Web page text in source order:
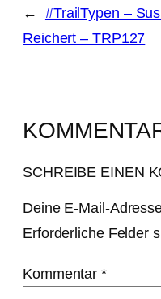
←
#TrailTypen –
Reichert – TRP127
SCHREIBE EINEN
Deine E-Mail-
Erforderliche Felder
Kommentar*